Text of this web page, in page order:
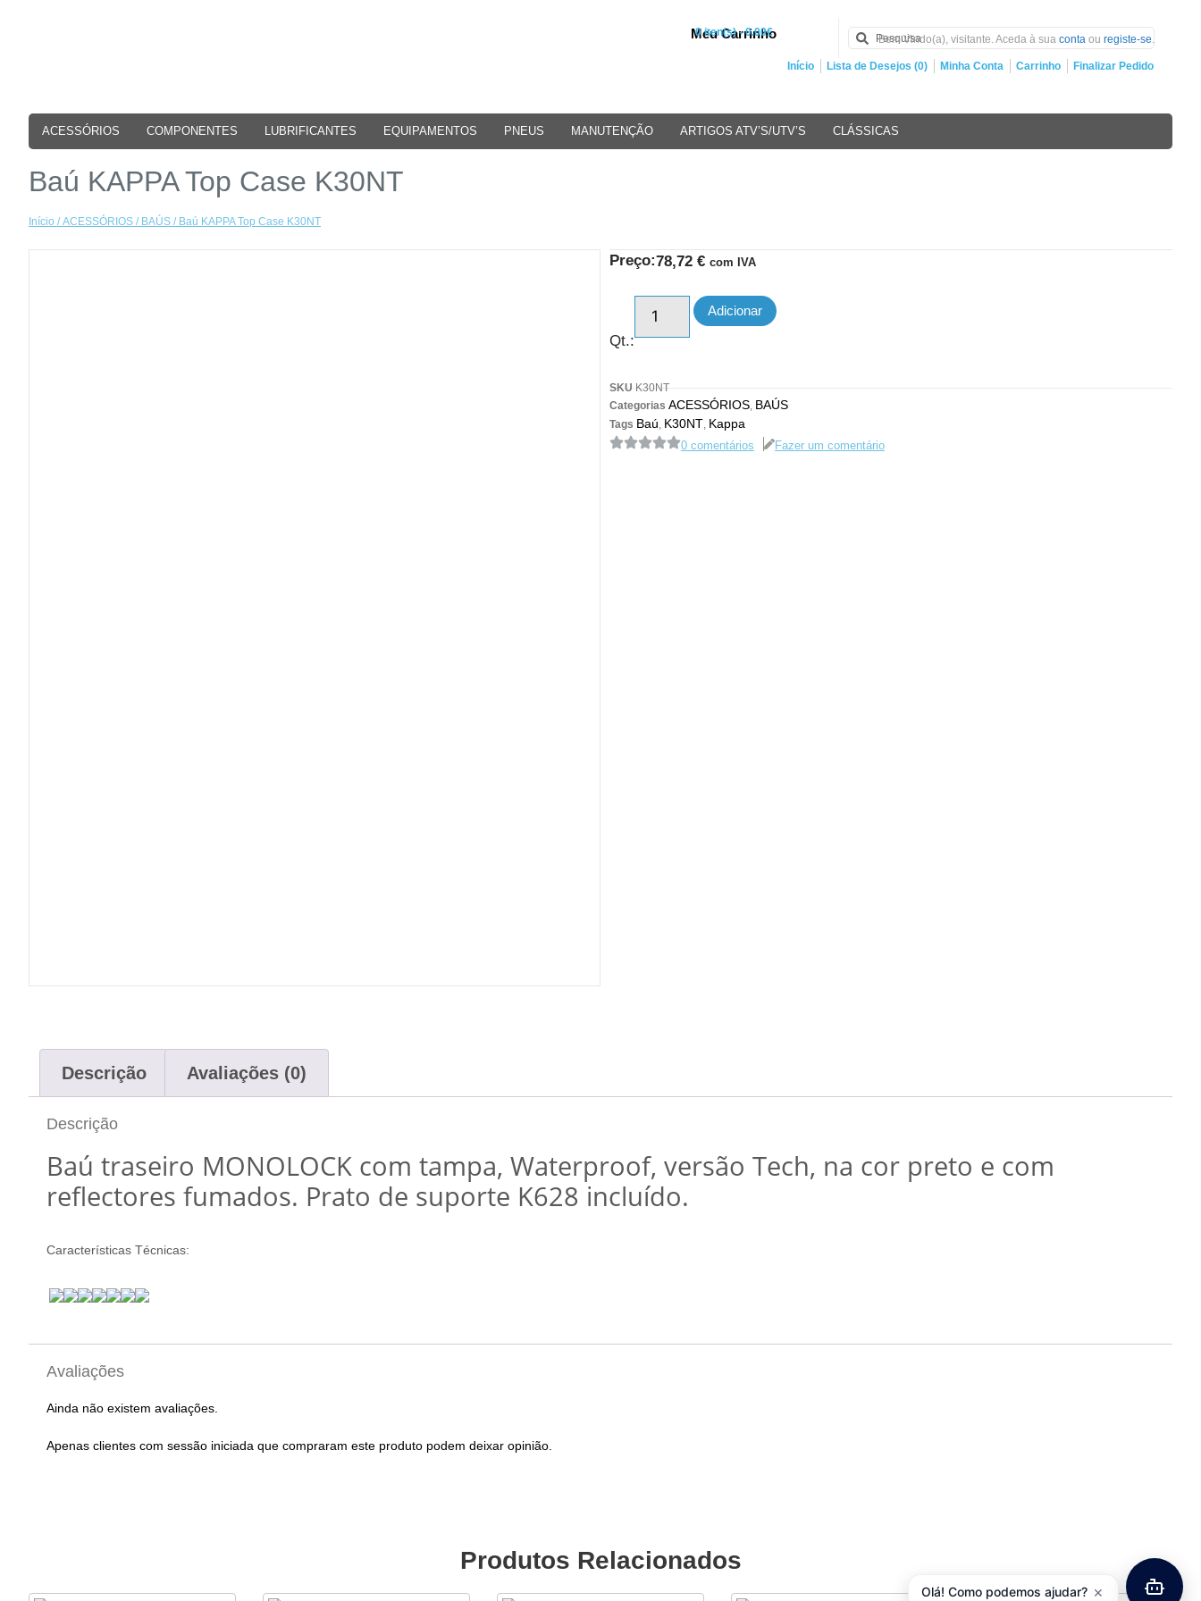
Meu Carrinho
0 iten(s) - 0.00€
Bem Vindo(a), visitante. Aceda à sua conta ou registe-se.
Início Lista de Desejos (0) Minha Conta Carrinho Finalizar Pedido
ACESSÓRIOS COMPONENTES LUBRIFICANTES EQUIPAMENTOS PNEUS MANUTENÇÃO ARTIGOS ATV’S/UTV’S CLÁSSICAS
Baú KAPPA Top Case K30NT
Início /ACESSÓRIOS / BAÚS / Baú KAPPA Top Case K30NT
Preço:78,72 € com IVA
Qt.:
Adicionar
SKU K30NT
Categorias ACESSÓRIOS BAÚS
Tags Baú K30NT Kappa
0 comentários Fazer um comentário
Descrição Avaliações (0)
Descrição
Baú traseiro MONOLOCK com tampa, Waterproof, versão Tech, na cor preto e com
reflectores fumados. Prato de suporte K628 incluído.
Características Técnicas:
Avaliações
Ainda não existem avaliações.
Apenas clientes com sessão iniciada que compraram este produto podem deixar opinião.
Produtos Relacionados
Olá! Como podemos ajudar? ×